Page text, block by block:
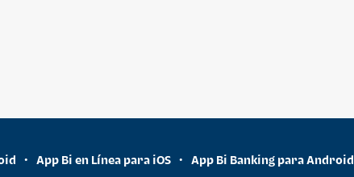
• App Bi en Línea para iOS • App Bi Banking para Android